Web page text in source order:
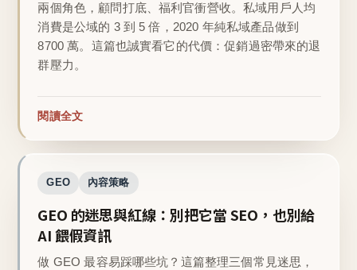
兩個角色，顧問打底、福利官衝營收。私域用戶人均
消費是公域的 3 到 5 倍，2020 年純私域產品做到
8700 萬。這篇也誠實看它的代價：促銷過密帶來的退
群壓力。
閱讀全文
GEO 內容策略
GEO 的迷思與紅線：別把它當 SEO，也別給
AI 餵假資訊
做 GEO 最容易踩哪些坑？這篇整理三個常見迷思，